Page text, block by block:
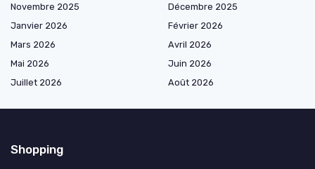
Novembre 2025
Décembre 2025
Janvier 2026
Février 2026
Mars 2026
Avril 2026
Mai 2026
Juin 2026
Juillet 2026
Août 2026
Shopping